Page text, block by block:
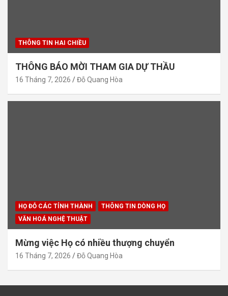
THÔNG TIN HAI CHIỀU
THÔNG BÁO MỜI THAM GIA DỰ THẦU
16 Tháng 7, 2026 Đỗ Quang Hòa
HỌ ĐỖ CÁC TỈNH THÀNH
THÔNG TIN DÒNG HỌ
VĂN HOÁ NGHỆ THUẬT
Mừng việc Họ có nhiều thượng chuyển
16 Tháng 7, 2026 Đỗ Quang Hòa